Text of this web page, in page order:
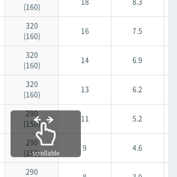
Ishimine
Kyozuka
Urasoe-Maeda
Tedako-Uranishi
Shuri
Ishimine
Kyozuka
Urasoe-Maeda
Tedako-Uranishi
(160)
320
(160)
16 7.5
320
(160)
14 6.9
320
(160)
13 6.2
290
(150)
11 5.2
290
(150)
9 4.6
290
scrollable